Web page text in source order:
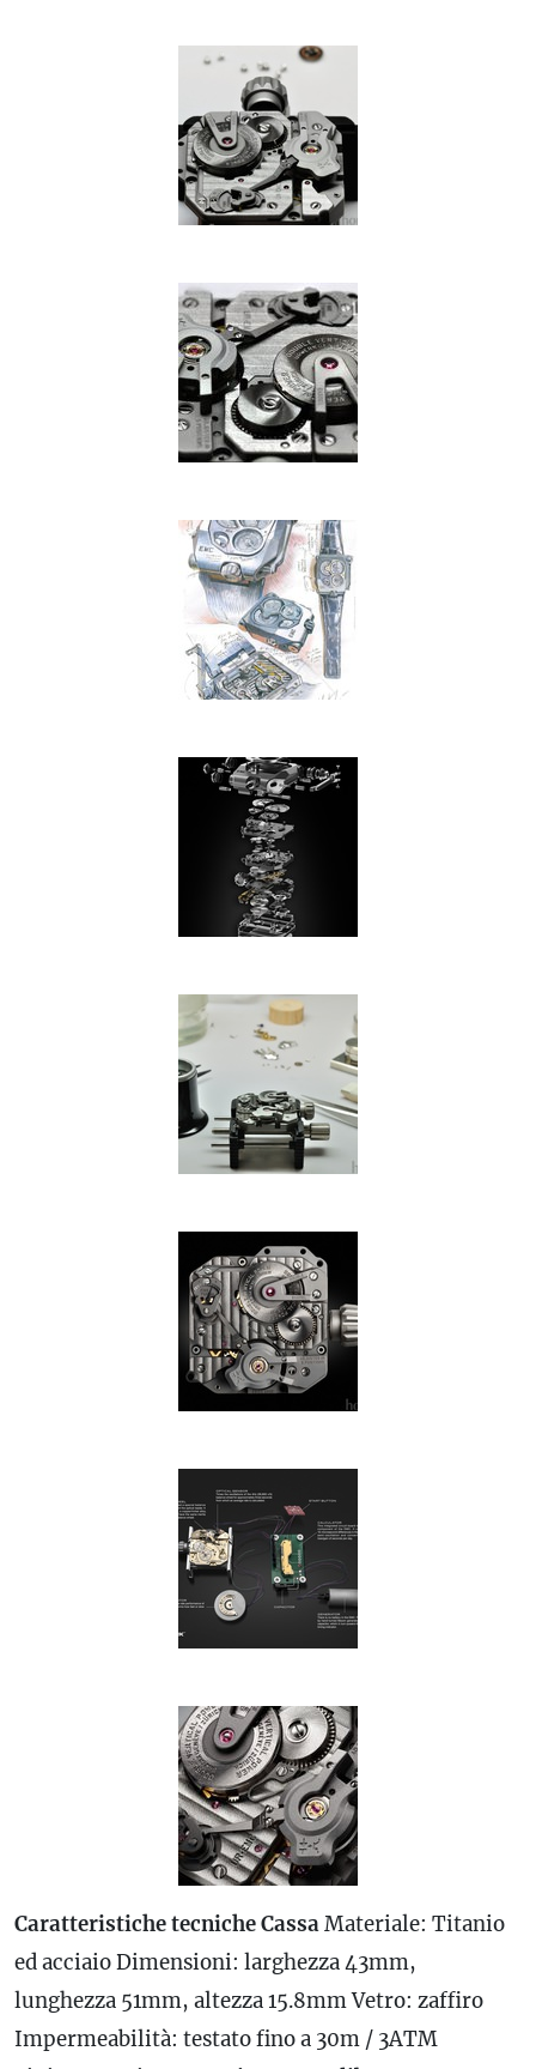
Caratteristiche tecnicheCassaMateriale: Titanio
ed acciaio Dimensioni: larghezza 43mm,
lunghezza 51mm, altezza 15.8mm Vetro: zaffiro
Impermeabilità: testato fino a 30m / 3ATM